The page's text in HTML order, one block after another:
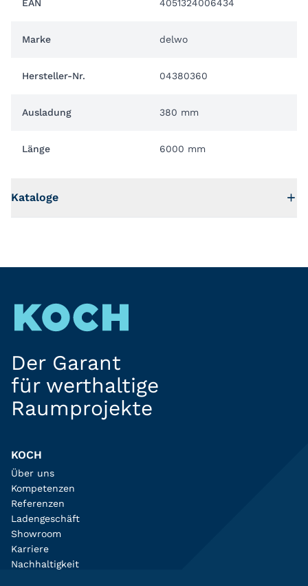
EAN 4051324006434
Marke delwo
Hersteller-Nr. 04380360
Ausladung 380 mm
Länge 6000 mm
Kataloge
Der Garant
für werthaltige
Raumprojekte
KOCH
Über uns
Kompetenzen
Referenzen
Ladengeschäft
Showroom
Karriere
Nachhaltigkeit